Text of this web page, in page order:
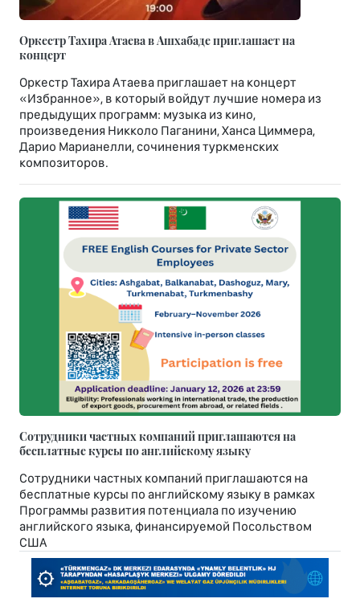
Оркестр Тахира Атаева в Ашхабаде приглашает на
концерт
Оркестр Тахира Атаева приглашает на концерт
«Избранное», в который войдут лучшие номера из
предыдущих программ: музыка из кино,
произведения Никколо Паганини, Ханса Циммера,
Дарио Марианелли, сочинения туркменских
композиторов.
Сотрудники частных компаний приглашаются на
бесплатные курсы по английскому языку
Сотрудники частных компаний приглашаются на
бесплатные курсы по английскому языку в рамках
Программы развития потенциала по изучению
английского языка, финансируемой Посольством
США